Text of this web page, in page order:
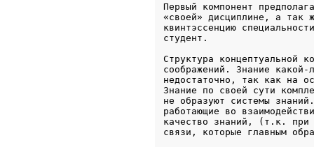
Первый компонент
«своей» дисциплине, а так
квинтэссенцию
студент.
Структура концептуальной
соображений. Знание какой-
недостаточно, так как на
Знание по своей сути
не образуют системы
работающие во
качество знаний, (т.к. при
связи, которые главным